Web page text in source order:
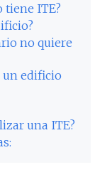
tiene ITE?
no quiere
un edificio
una ITE?